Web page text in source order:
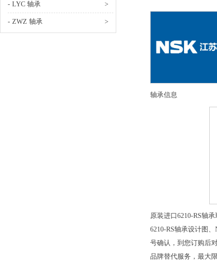
- LYC 轴承 >
- ZWZ 轴承 >
轴承信息
原装进口6210-RS轴
6210-RS轴承设计图
号确认，到您订购后
品牌替代服务，最大